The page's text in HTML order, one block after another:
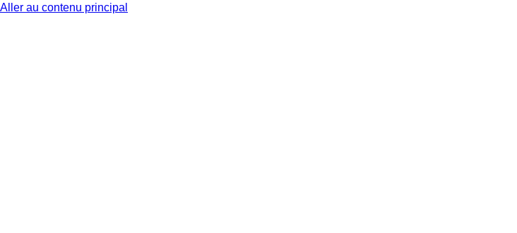
Aller au contenu principal